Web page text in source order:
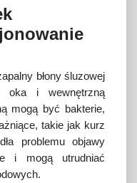
błony śluzowej
oka i wewnętrzną
mogą być bakterie,
takie jak kurz
problemu objawy
i mogą utrudniać